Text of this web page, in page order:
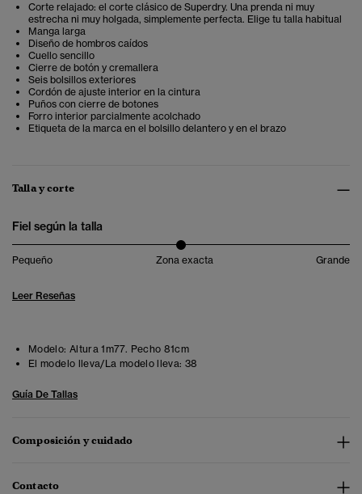
Corte relajado: el corte clásico de Superdry. Una prenda ni muy
estrecha ni muy holgada, simplemente perfecta. Elige tu talla habitual
Manga larga
Diseño de hombros caídos
Cuello sencillo
Cierre de botón y cremallera
Seis bolsillos exteriores
Cordón de ajuste interior en la cintura
Puños con cierre de botones
Forro interior parcialmente acolchado
Etiqueta de la marca en el bolsillo delantero y en el brazo
Talla y corte
Fiel según la talla
Pequeño Zona exacta Grande
Leer Reseñas
Modelo: Altura 1m77. Pecho 81cm
El modelo lleva/La modelo lleva: 38
Guía De Tallas
Composición y cuidado
Contacto